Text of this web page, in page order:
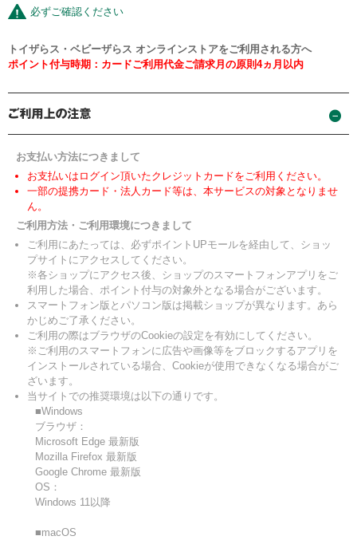
必ずご確認ください
トイザらス・ベビーザらス オンラインストアをご利用される方へ
ポイント付与時期：カードご利用代金ご請求月の原則4ヵ月以内
お支払い方法につきまして
お支払いはログイン頂いたクレジットカードをご利用ください。
一部の提携カード・法人カード等は、本サービスの対象となりませ
ん。
ご利用方法・ご利用環境につきまして
ご利用にあたっては、必ずポイントUPモールを経由して、ショッ
プサイトにアクセスしてください。
※各ショップにアクセス後、ショップのスマートフォンアプリをご
利用した場合、ポイント付与の対象外となる場合がございます。
スマートフォン版とパソコン版は掲載ショップが異なります。あら
かじめご了承ください。
ご利用の際はブラウザのCookieの設定を有効にしてください。
※ご利用のスマートフォンに広告や画像等をブロックするアプリを
インストールされている場合、Cookieが使用できなくなる場合がご
ざいます。
当サイトでの推奨環境は以下の通りです。
■Windows
ブラウザ：
Microsoft Edge 最新版
Mozilla Firefox 最新版
Google Chrome 最新版
OS：
Windows 11以降
■macOS